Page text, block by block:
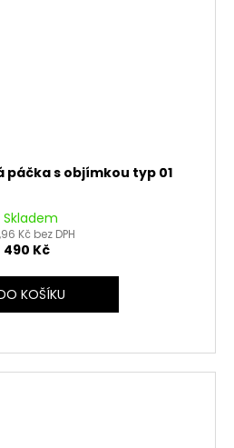
s objímkou typ 01
Skladem
Kč bez DPH
490 Kč
KOŠÍKU